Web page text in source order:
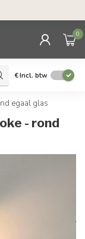
0
€Incl. btw
egaal glas
- rond